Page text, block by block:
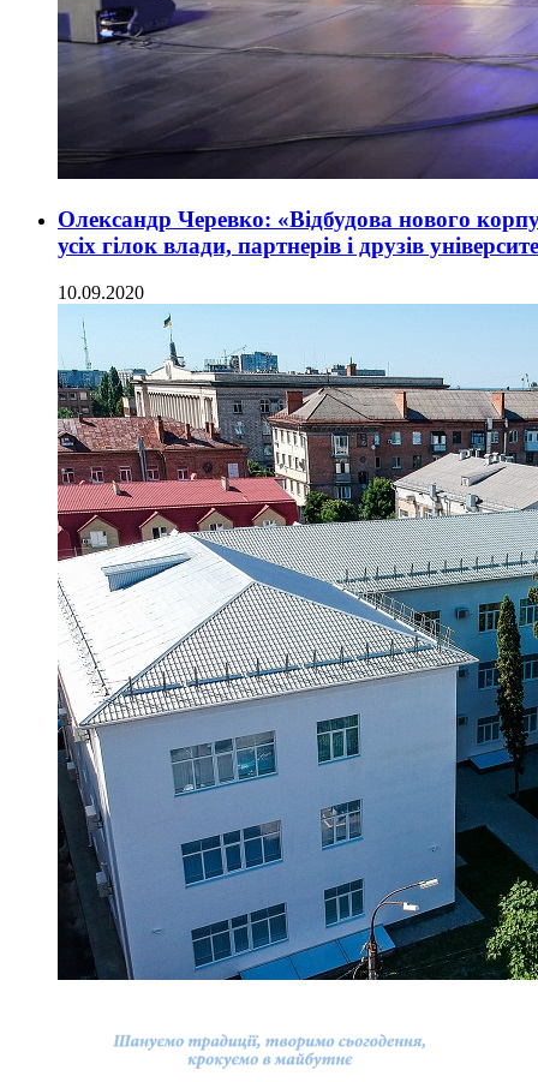
Олександр Черевко: «Відбудова нового
усіх гілок влади, партнерів і друзів
10.09.2020